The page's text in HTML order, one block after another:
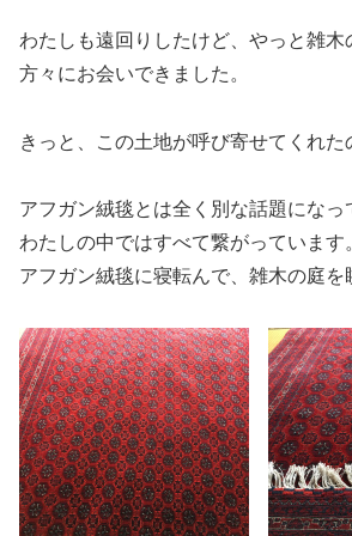
わたしも遠回りしたけど、やっと雑木
方々にお会いできました。
きっと、この土地が呼び寄せてくれた
アフガン絨毯とは全く別な話題になっ
わたしの中ではすべて繋がっています
アフガン絨毯に寝転んで、雑木の庭を